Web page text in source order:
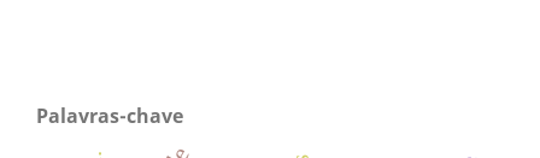
Palavras-chave